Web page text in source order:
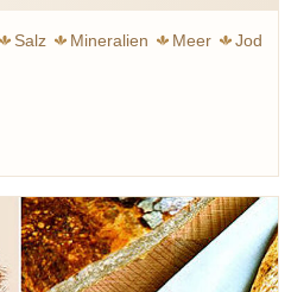
Salz Mineralien Meer
Jod